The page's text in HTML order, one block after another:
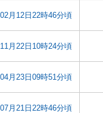
月12日22時46分頃
月22日10時24分頃
月23日09時51分頃
月21日22時46分頃